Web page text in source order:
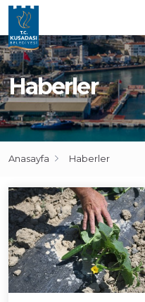
Haberler
Anasayfa Haberler